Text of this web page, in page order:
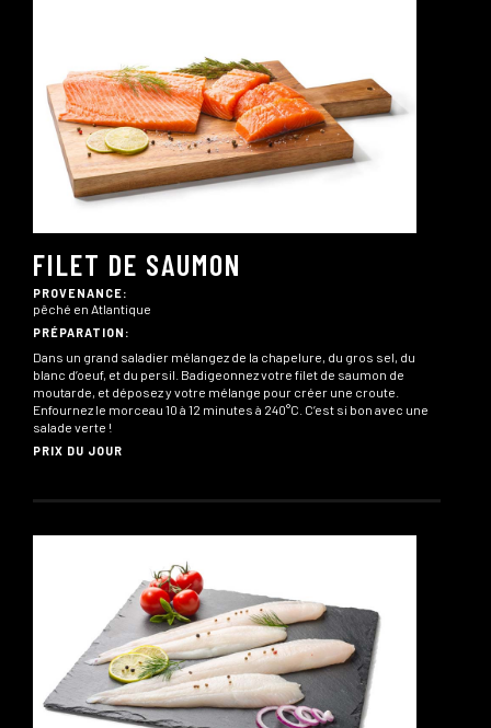
FILET DE SAUMON
PROVENANCE:
pêché en Atlantique
PRÉPARATION:
Dans un grand saladier mélangez de la chapelure, du gros sel, du
blanc d’oeuf, et du persil. Badigeonnez votre filet de saumon de
moutarde, et déposez y votre mélange pour créer une croute.
Enfournez le morceau 10 à 12 minutes à 240°C. C’est si bon avec une
salade verte !
PRIX DU JOUR